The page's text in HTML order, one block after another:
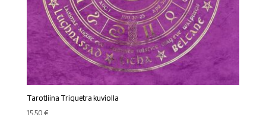
Tarotliina Triquetra kuviolla
15,50€